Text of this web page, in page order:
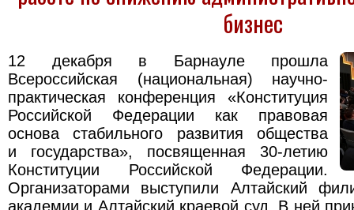
бизнес
12 декабря в Барнауле прошла
Всероссийская (национальная) научно-
практическая конференция «Конституция
Российской Федерации как правовая
основа стабильного развития общества
и государства», посвященная 30-летию
Конституции Российской Федерации.
Организаторами выступили Алтайский
академии и Алтайский краевой суд. В ней